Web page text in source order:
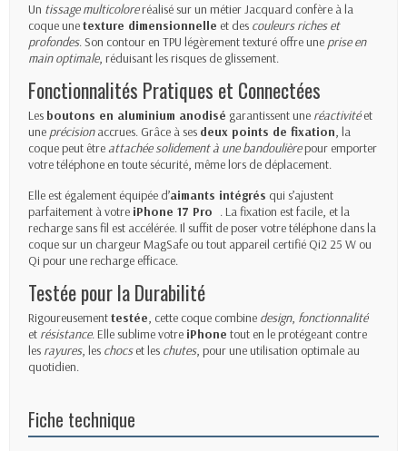
Un tissage multicoloreréalisé sur un métier Jacquard confère à la
coque unetexture dimensionnelle et des couleurs riches et
profondes. Son contour en TPU légèrement texturé offre une prise en
main optimale, réduisant les risques de glissement.
Fonctionnalités Pratiques et Connectées
Les boutons en aluminium anodisé garantissent une réactivitéet
une précisionaccrues. Grâce à ses deux points de fixation, la
coque peut être attachée solidement à une bandoulièrepour emporter
votre téléphone en toute sécurité, même lors de déplacement.
Elle est également équipée d’aimants intégrés qui s’ajustent
parfaitement à votre iPhone 17 Pro . La fixation est facile, et la
recharge sans fil est accélérée. Il suffit de poser votre téléphone dans la
coque sur un chargeur MagSafe ou tout appareil certifié Qi2 25 W ou
Qi pour une recharge efficace.
Testée pour la Durabilité
Rigoureusementtestée, cette coque combine design, fonctionnalité
et résistance. Elle sublime votre iPhone tout en le protégeant contre
les rayures, les chocset les chutes, pour une utilisation optimale au
quotidien.
Fiche technique